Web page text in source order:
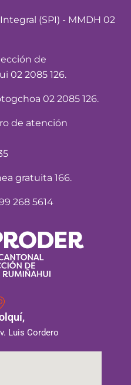
(SPI) - MMDH 02
de
02 2085 126.
02 2085 126.
de atención
gratuita 166.
268 5614
Luis Cordero